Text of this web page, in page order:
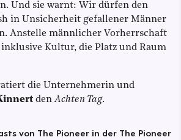
Und sie warnt: Wir dürfen den
in Unsicherheit gefallener Männer
Anstelle männlicher Vorherrschaft
Kultur, die Platz und Raum
die Unternehmerin und
denAchten Tag.
von The Pioneer in der The Pioneer